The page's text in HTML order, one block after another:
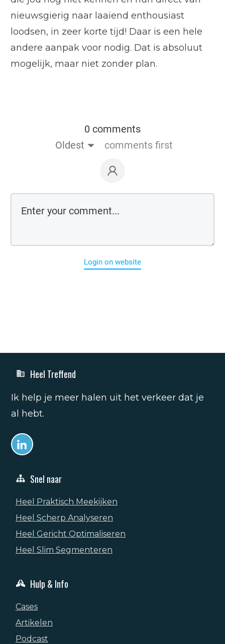
nieuwsgierig naar laaiend enthousiast
loodsen, in zeer korte tijd! Daar is een hele
andere aanpak voor nodig. Dat is absoluut
mogelijk, maar niet zonder plan.
0 comments
Oldest
comments first
Login on website
Heel Treffend
Ik help je meer halen uit het verkeer dat je
al hebt.
Snel naar
Heel Praktisch Meekijken
Heel Scherp Analyseren
Heel Gericht Optimaliseren
Heel Slim Segmenteren
Hulp & Info
Cases
Artikelen
Podcast